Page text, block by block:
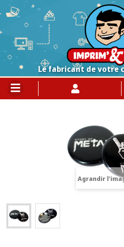
Le fabricant de votre
Agrandir